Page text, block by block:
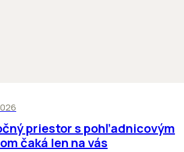
priestor s pohľadnicovým
čaká len na vás